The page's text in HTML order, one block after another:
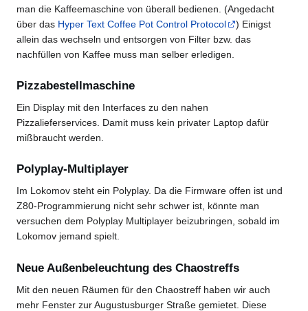
man die Kaffeemaschine von überall bedienen. (Angedacht
über das Hyper Text Coffee Pot Control Protocol
) Einigst
allein das wechseln und entsorgen von Filter bzw. das
nachfüllen von Kaffee muss man selber erledigen.
Pizzabestellmaschine
Ein Display mit den Interfaces zu den nahen
Pizzalieferservices. Damit muss kein privater Laptop dafür
mißbraucht werden.
Polyplay-Multiplayer
Im Lokomov steht ein Polyplay. Da die Firmware offen ist und
Z80-Programmierung nicht sehr schwer ist, könnte man
versuchen dem Polyplay Multiplayer beizubringen, sobald im
Lokomov jemand spielt.
Neue Außenbeleuchtung des Chaostreffs
Mit den neuen Räumen für den Chaostreff haben wir auch
mehr Fenster zur Augustusburger Straße gemietet. Diese